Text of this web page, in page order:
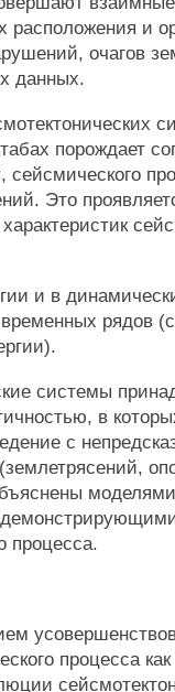
расположения и
очагов
данных.
порождает
сейсмического
Это
и в
рядов
системы
в
с
процесса.
процесса как